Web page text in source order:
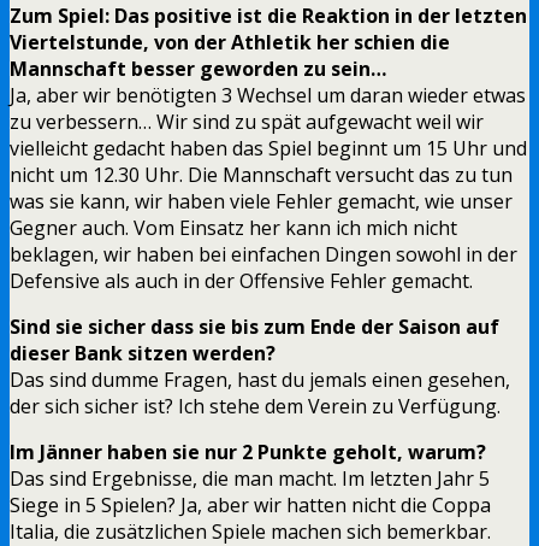
Zum Spiel: Das positive ist die Reaktion in der letzten
Viertelstunde, von der Athletik her schien die
Mannschaft besser geworden zu sein…
Ja, aber wir benötigten 3 Wechsel um daran wieder etwas
zu verbessern… Wir sind zu spät aufgewacht weil wir
vielleicht gedacht haben das Spiel beginnt um 15 Uhr und
nicht um 12.30 Uhr. Die Mannschaft versucht das zu tun
was sie kann, wir haben viele Fehler gemacht, wie unser
Gegner auch. Vom Einsatz her kann ich mich nicht
beklagen, wir haben bei einfachen Dingen sowohl in der
Defensive als auch in der Offensive Fehler gemacht.
Sind sie sicher dass sie bis zum Ende der Saison auf
dieser Bank sitzen werden?
Das sind dumme Fragen, hast du jemals einen gesehen,
der sich sicher ist? Ich stehe dem Verein zu Verfügung.
Im Jänner haben sie nur 2 Punkte geholt, warum?
Das sind Ergebnisse, die man macht. Im letzten Jahr 5
Siege in 5 Spielen? Ja, aber wir hatten nicht die Coppa
Italia, die zusätzlichen Spiele machen sich bemerkbar.